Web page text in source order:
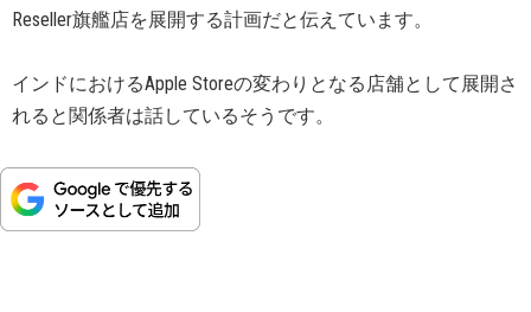
Reseller旗艦店を展開する計画だと伝えています。
インドにおけるApple Storeの変わりとなる店舗として展開さ
れると関係者は話しているそうです。